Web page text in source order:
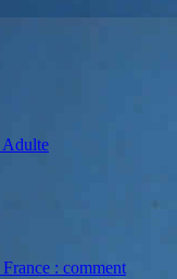
Adulte
: comment